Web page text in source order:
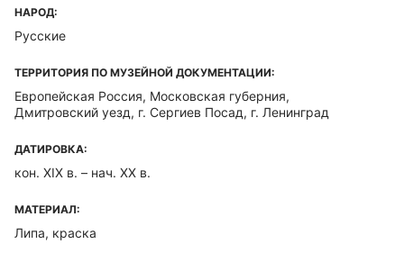
НАРОД:
Русские
ТЕРРИТОРИЯ ПО МУЗЕЙНОЙ ДОКУМЕНТАЦИИ:
Европейская Россия, Московская губерния,
Дмитровский уезд, г. Сергиев Посад, г. Ленинград
ДАТИРОВКА:
кон. XIX в. – нач. XX в.
МАТЕРИАЛ:
Липа, краска